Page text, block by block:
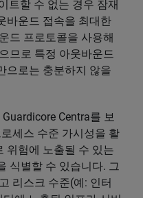
트할 수 없는 경우 잠재
바운드 접속을 최대한
드 프로토콜을 사용해
므로 특정 아웃바운드
으로는 충분하지 않을
Centra를 보
세스 수준 가시성을 활
위험에 노출될 수 있는
식별할 수 있습니다. 그
리스크 수준(예: 인터